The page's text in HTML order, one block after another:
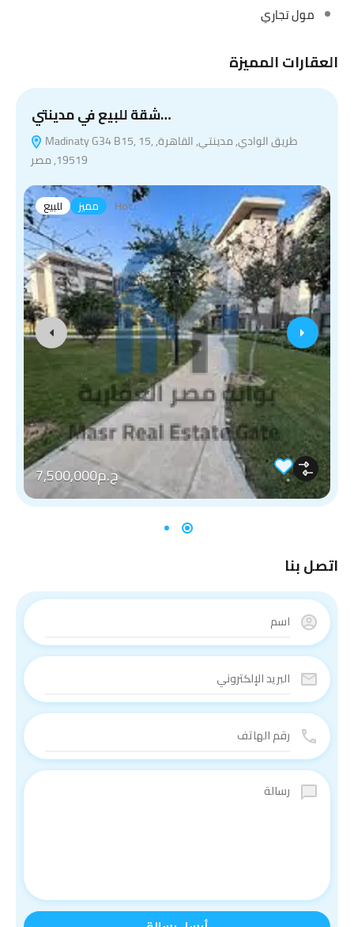
مول تجاري
العقارات المميزة
شقة للبيع في مدينتي…
Madinaty G34 B15, 15, طريق الوادي, مدينتي, القاهرة,
19519, مصر
للبيع مميز Hot
ج.م7,500,000
اتصل بنا